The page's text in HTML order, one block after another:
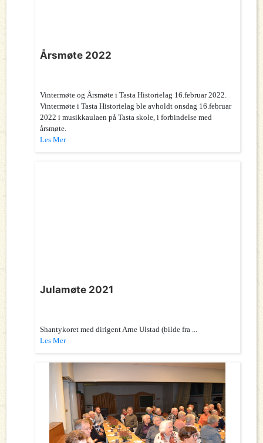
Årsmøte 2022
Vintermøte og Årsmøte i Tasta Historielag 16.februar 2022.
Vintermøte i Tasta Historielag ble avholdt onsdag 16.februar
2022 i musikkaulaen på Tasta skole, i forbindelse med
årsmøte.
Les Mer
Julamøte 2021
Shantykoret med dirigent Arne Ulstad (bilde fra ...
Les Mer